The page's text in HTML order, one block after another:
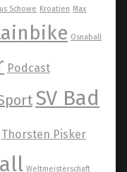
Schowe Kroatien Max
Osnaball
Podcast
SV Bad
Thorsten Pisker
Weltmeisterschaft